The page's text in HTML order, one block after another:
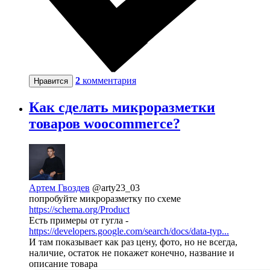
Нравится 2 комментария
Как сделать микроразметки
товаров woocommerce?
Артем Гвоздев @arty23_03
попробуйте микроразметку по схеме
https://schema.org/Product
Есть примеры от гугла -
https://developers.google.com/search/docs/data-typ...
И там показывает как раз цену, фото, но не всегда,
наличие, остаток не покажет конечно, название и
описание товара